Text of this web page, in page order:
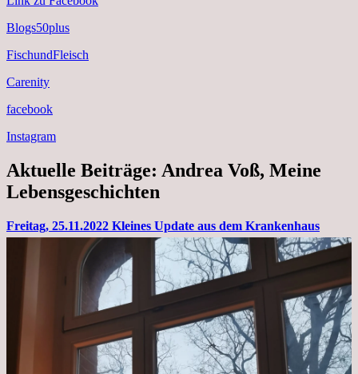
Blogs50plus
FischundFleisch
Carenity
facebook
Instagram
Aktuelle Beiträge: Andrea Voß, Meine
Lebensgeschichten
Freitag, 25.11.2022 Kleines Update aus dem Krankenhaus